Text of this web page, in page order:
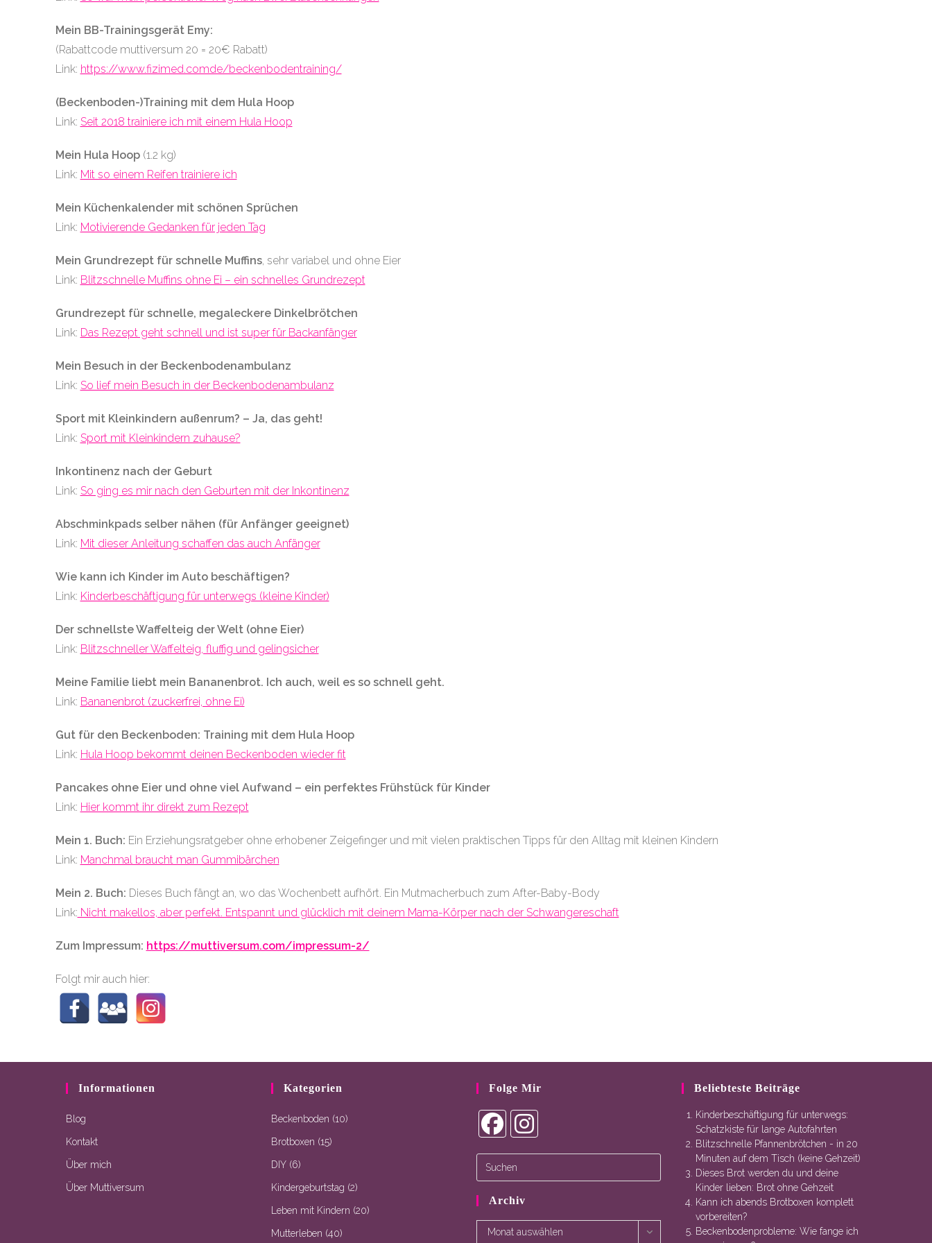
Mein BB-Trainingsgerät Emy:
(Rabattcode muttiversum 20 = 20€ Rabatt)
Link: https://www.fizimed.comde/beckenbodentraining/
(Beckenboden-)Training mit dem Hula Hoop
Link: Seit 2018 trainiere ich mit einem Hula Hoop
Mein Hula Hoop(1.2 kg)
Link: Mit so einem Reifen trainiere ich
Mein Küchenkalender mit schönen Sprüchen
Link: Motivierende Gedanken für jeden Tag
Mein Grundrezept für schnelle Muffins, sehr variabel und ohne Eier
Link: Blitzschnelle Muffins ohne Ei – ein schnelles Grundrezept
Grundrezept für schnelle, megaleckere Dinkelbrötchen
Link: Das Rezept geht schnell und ist super für Backanfänger
Mein Besuch in der Beckenbodenambulanz
Link: So lief mein Besuch in der Beckenbodenambulanz
Sport mit Kleinkindern außenrum? – Ja, das geht!
Link: Sport mit Kleinkindern zuhause?
Inkontinenz nach der Geburt
Link: So ging es mir nach den Geburten mit der Inkontinenz
Abschminkpads selber nähen (für Anfänger geeignet)
Link: Mit dieser Anleitung schaffen das auch Anfänger
Wie kann ich Kinder im Auto beschäftigen?
Link: Kinderbeschäftigung für unterwegs (kleine Kinder)
Der schnellste Waffelteig der Welt (ohne Eier)
Link: Blitzschneller Waffelteig, fluffig und gelingsicher
Meine Familie liebt mein Bananenbrot. Ich auch, weil es so schnell geht.
Link: Bananenbrot (zuckerfrei, ohne Ei)
Gut für den Beckenboden: Training mit dem Hula Hoop
Link: Hula Hoop bekommt deinen Beckenboden wieder fit
Pancakes ohne Eier und ohne viel Aufwand – ein perfektes Frühstück für Kinder
Link: Hier kommt ihr direkt zum Rezept
Mein 1. Buch: Ein Erziehungsratgeber ohne erhobener Zeigefinger und mit vielen praktischen Tipps für den Alltag mit kleinen Kindern
Link: Manchmal braucht man Gummibärchen
Mein 2. Buch: Dieses Buch fängt an, wo das Wochenbett aufhört. Ein Mutmacherbuch zum After-Baby-Body
Link: Nicht makellos, aber perfekt. Entspannt und glücklich mit deinem Mama-Körper nach der Schwangereschaft
Zum Impressum: https://muttiversum.com/impressum-2/
Folgt mir auch hier:
Informationen
Blog
Kontakt
Über mich
Über Muttiversum
Kategorien
Beckenboden (10)
Brotboxen (15)
DIY (6)
Kindergeburtstag (2)
Leben mit Kindern (20)
Mutterleben (40)
Folge Mir
in
tab
a
tab
Archiv
ArchivMonat auswählen
Beliebteste Beiträge
Kinderbeschäftigung für unterwegs:
Schatzkiste für lange Autofahrten
Blitzschnelle Pfannenbrötchen - in 20
Minuten auf dem Tisch (keine Gehzeit)
Dieses Brot werden du und deine
Kinder lieben: Brot ohne Gehzeit
Kann ich abends Brotboxen komplett
vorbereiten?
Beckenbodenprobleme: Wie fange ich